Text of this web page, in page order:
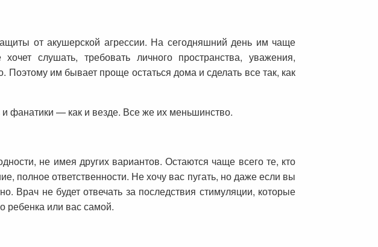
от акушерской агрессии. На сегодняшний день им чаще
слушать, требовать личного пространства, уважения,
им бывает проще остаться дома и сделать все так, как
фанатики — как и везде. Все же их меньшинство.
не имея других вариантов. Остаются чаще всего те, кто
полное ответственности. Не хочу вас пугать, но даже если вы
Врач не будет отвечать за последствия стимуляции, которые
ребенка или вас самой.